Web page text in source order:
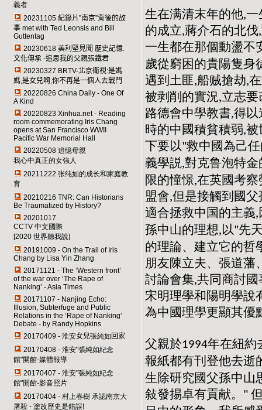
義者
20231105 紀錄片”南京”背後的故
事 met with Ted Leonsis and Bill
Guttentag
20230618 美利堅見聞 歷史記憶.
文化傳承 -追思我的父親張鐵君
20230327 BRTV-北京衛視:是媽
媽,是女兒啊,你不再是一個人去戰鬥
20220826 China Daily - One Of
A Kind
20220823 Xinhua.net - Reading
room commemorating Iris Chang
opens at San Francisco WWII
Pacific War Memorial Hall
20220508 追憶母親
我心中真正的女強人
20211222 张纯如的成长和家庭教
育
20210216 TNR: Can Historians
Be Traumatized by History?
20201017
CCTV 中文國際
[2020 世界聽我說]
20191009 - On the Trail of Iris
Chang by Lisa Yin Zhang
20171121 - The ‘Western front’
of the war over ‘The Rape of
Nanking’ - Asia Times
20171107 - Nanjing Echo:
Illusion, Subterfuge and Public
Relations in the ‘Rape of Nanking’
Debate - by Randy Hopkins
20170409 - 淮安女兒張純如 回家
20170408 - 淮安"張純如紀念
館"開館-媒體報導
20170407 - 淮安"張純如紀念
館"開館-影音照片
20170404 - 村上春樹 承認南京大
屠殺 - 塗改歷史是錯誤!
生在满清末年的他,
的成立,蔣介石的北
一生都在那個動盪不
歲從窮困的貴陽隻身
遇到土匪,船贼搶劫,
被剥削的實況,立志
路德會中學教書,得
時的中國積貧積弱,
下要以"救中國為己
義學説,對克鲁泡特金
限的憧憬,在英國考
盟會,但是接觸到國
適合拯救中国的主義,
孫中山的理想,以"先
的理論、建立它的哲
朋友陳立夫、張道藩
討論會集,共同商討
宋明理學和陽明學說
為中國理學更顯其優
父親於1994年在紐約
報紙都有刊登他去逝
生除研究國父孫中山
敍發掦卓有貢献。
"